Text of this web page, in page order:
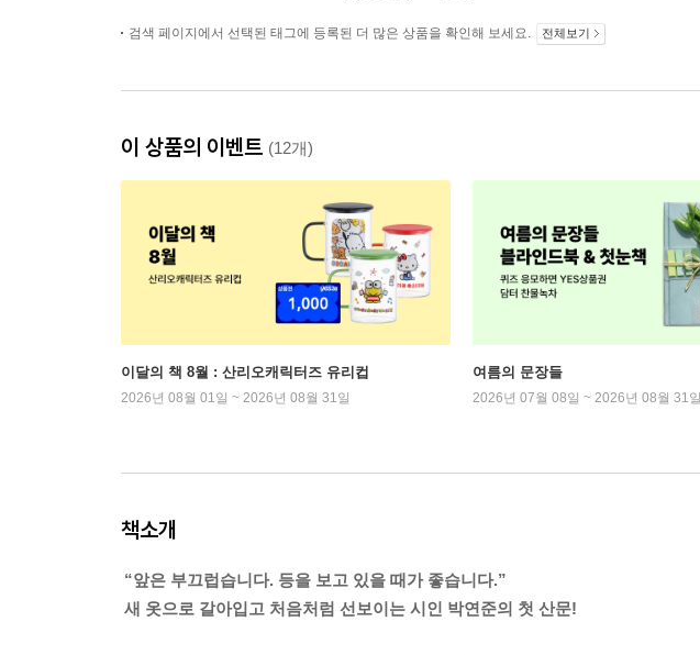
검색 페이지에서 선택된 태그에 등록된 더 많은 상품을 확인해 보세요. 전체보기
이 상품의 이벤트 (12개)
이달의 책 8월 : 산리오캐릭터즈 유리컵
2026년 08월 01일 ~ 2026년 08월 31일
여름의 문장들
2026년 07월 08일 ~ 2026년 08월 31일
책소개
“앞은 부끄럽습니다. 등을 보고 있을 때가 좋습니다.”
새 옷으로 갈아입고 처음처럼 선보이는 시인 박연준의 첫 산문!